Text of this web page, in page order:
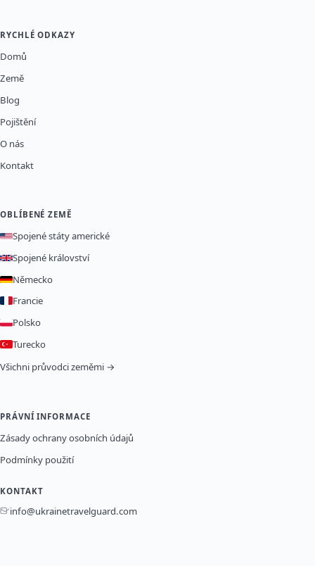
RYCHLÉ ODKAZY
Domů
Země
Blog
Pojištění
O nás
Kontakt
OBLÍBENÉ ZEMĚ
Spojené státy americké
Spojené království
Německo
Francie
Polsko
Turecko
Všichni průvodci zeměmi →
PRÁVNÍ INFORMACE
Zásady ochrany osobních údajů
Podmínky použití
KONTAKT
info@ukrainetravelguard.com